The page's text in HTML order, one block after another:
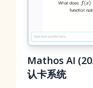
Mathos AI
认卡系统